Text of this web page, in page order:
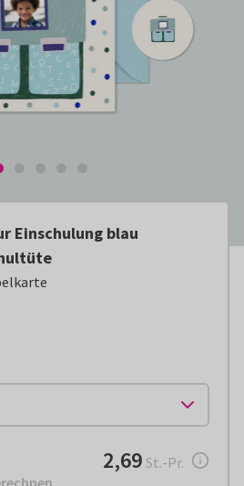
Einschulung blau
€ 2,69pro Stück
2,69 St.-Pr.